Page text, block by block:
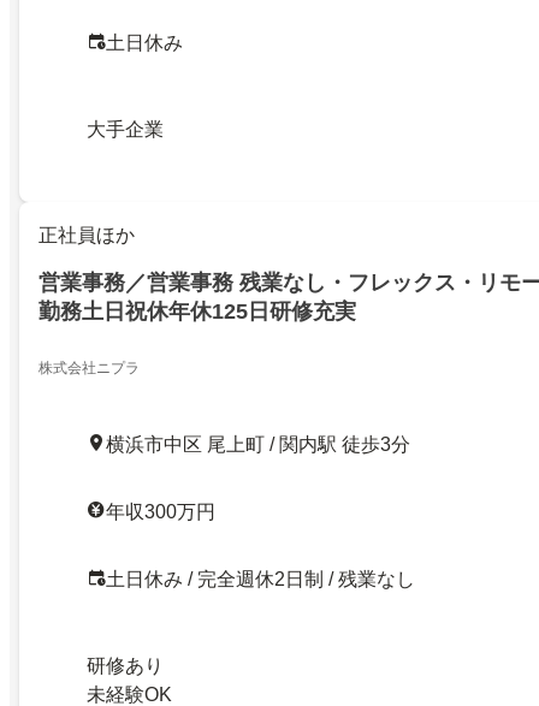
土日休み
大手企業
正社員ほか
営業事務／営業事務 残業なし・フレックス・リモ
勤務土日祝休年休125日研修充実
株式会社ニプラ
横浜市中区 尾上町 / 関内駅 徒歩3分
年収300万円
土日休み / 完全週休2日制 / 残業なし
研修あり
未経験OK